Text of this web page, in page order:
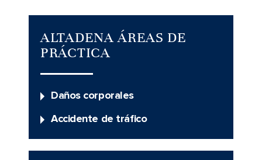
ALTADENA ÁREAS DE
PRÁCTICA
Daños corporales
Accidente de tráfico